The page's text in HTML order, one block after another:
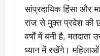
सांप्रदायिक हिंसा और
राज से मुक्त प्रदेश की
वर्षों में बनी है,
ध्यान में रखेंगे।